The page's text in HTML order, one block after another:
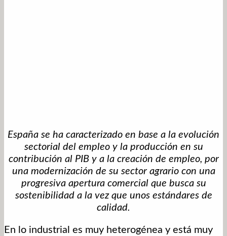
España se ha caracterizado en base a la evolución
sectorial del empleo y la producción en su
contribución al PIB y a la creación de empleo, por
una modernización de su sector agrario con una
progresiva apertura comercial que busca su
sostenibilidad a la vez que unos estándares de
calidad.
En lo industrial es muy heterogénea y está muy